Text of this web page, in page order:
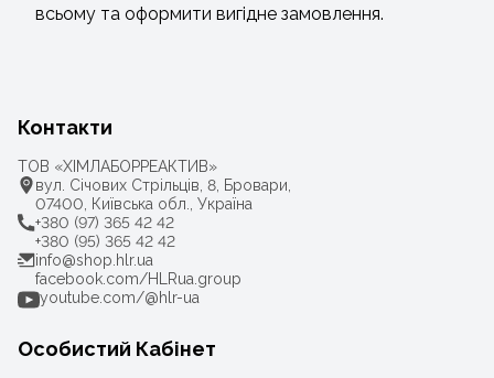
всьому та оформити вигідне замовлення.
Контакти
ТОВ «ХІМЛАБОРРЕАКТИВ»
вул. Січових Стрільців, 8, Бровари,
07400, Київська обл., Україна
+380 (97) 365 42 42
+380 (95) 365 42 42
info@shop.hlr.ua
facebook.com/HLRua.group
youtube.com/@hlr-ua
Особистий Кабінет